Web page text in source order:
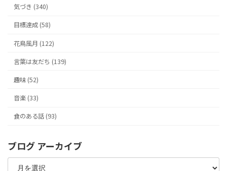
気づき (340)
目標達成 (58)
花鳥風月 (122)
言葉は友だち (139)
趣味 (52)
音楽 (33)
食のある話 (93)
ブログ アーカイブ
ブ